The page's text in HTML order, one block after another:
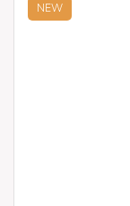
NEW